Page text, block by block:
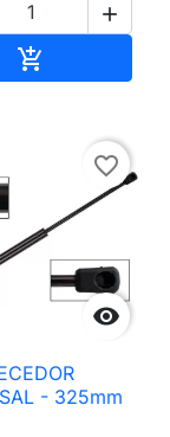



favorite_border
- 325mm